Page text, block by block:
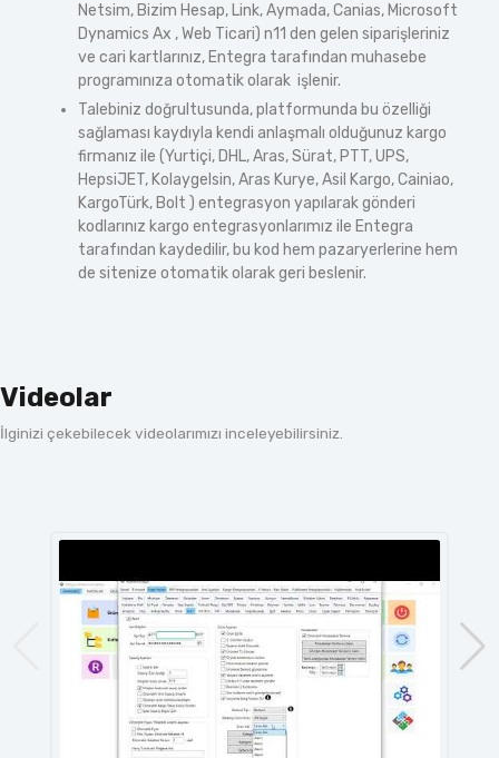
Netsim, Bizim Hesap, Link, Aymada, Canias, Microsoft
Dynamics Ax , Web Ticari) n11 den gelen siparişleriniz
ve cari kartlarınız, Entegra tarafından muhasebe
programınıza otomatik olarak işlenir.
Talebiniz doğrultusunda, platformunda bu özelliği
sağlaması kaydıyla kendi anlaşmalı olduğunuz kargo
firmanız ile (Yurtiçi, DHL, Aras, Sürat, PTT, UPS,
HepsiJET, Kolaygelsin, Aras Kurye, Asil Kargo, Cainiao,
KargoTürk, Bolt ) entegrasyon yapılarak gönderi
kodlarınız kargo entegrasyonlarımız ile Entegra
tarafından kaydedilir, bu kod hem pazaryerlerine hem
de sitenize otomatik olarak geri beslenir.
Videolar
İlginizi çekebilecek videolarımızı inceleyebilirsiniz.